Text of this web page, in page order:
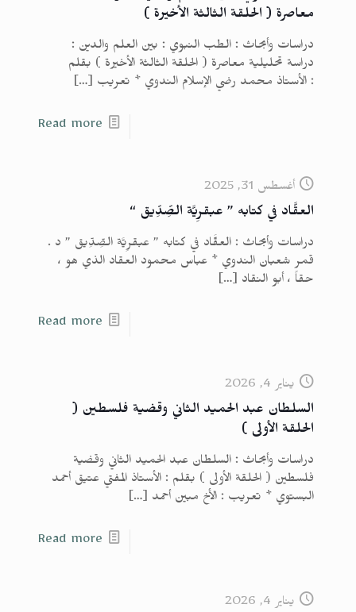
معاصرة ( الحلقة الثالثة الأخيرة )
دراسات وأبحاث : الطب النبوي : بين العلم والدين :
دراسة تحليلية معاصرة ( الحلقة الثالثة الأخيرة ) بقلم
: الأستاذ محمد رضي الإسلام الندوي * تعريب […]
Read more
أغسطس 31, 2025
العقَّاد في كتابه ” عبقرِيَّة الصِّدِّيق “
دراسات وأبحاث : العقَّاد في كتابه ” عبقرِيَّة الصِّدِّيق ” د .
قمر شعبان الندوي * عباس محمود العقاد الذي هو ،
حقاً ، أبو النقاد […]
Read more
يناير 4, 2026
السلطان عبد الحميد الثاني وقضية فلسطين (
الحلقة الأولى )
دراسات وأبحاث : السلطان عبد الحميد الثاني وقضية
فلسطين ( الحلقة الأولى ) بقلم : الأستاذ المفتي عتيق أحمد
البستوي * تعريب : الأخ مبين أحمد […]
Read more
يناير 4, 2026